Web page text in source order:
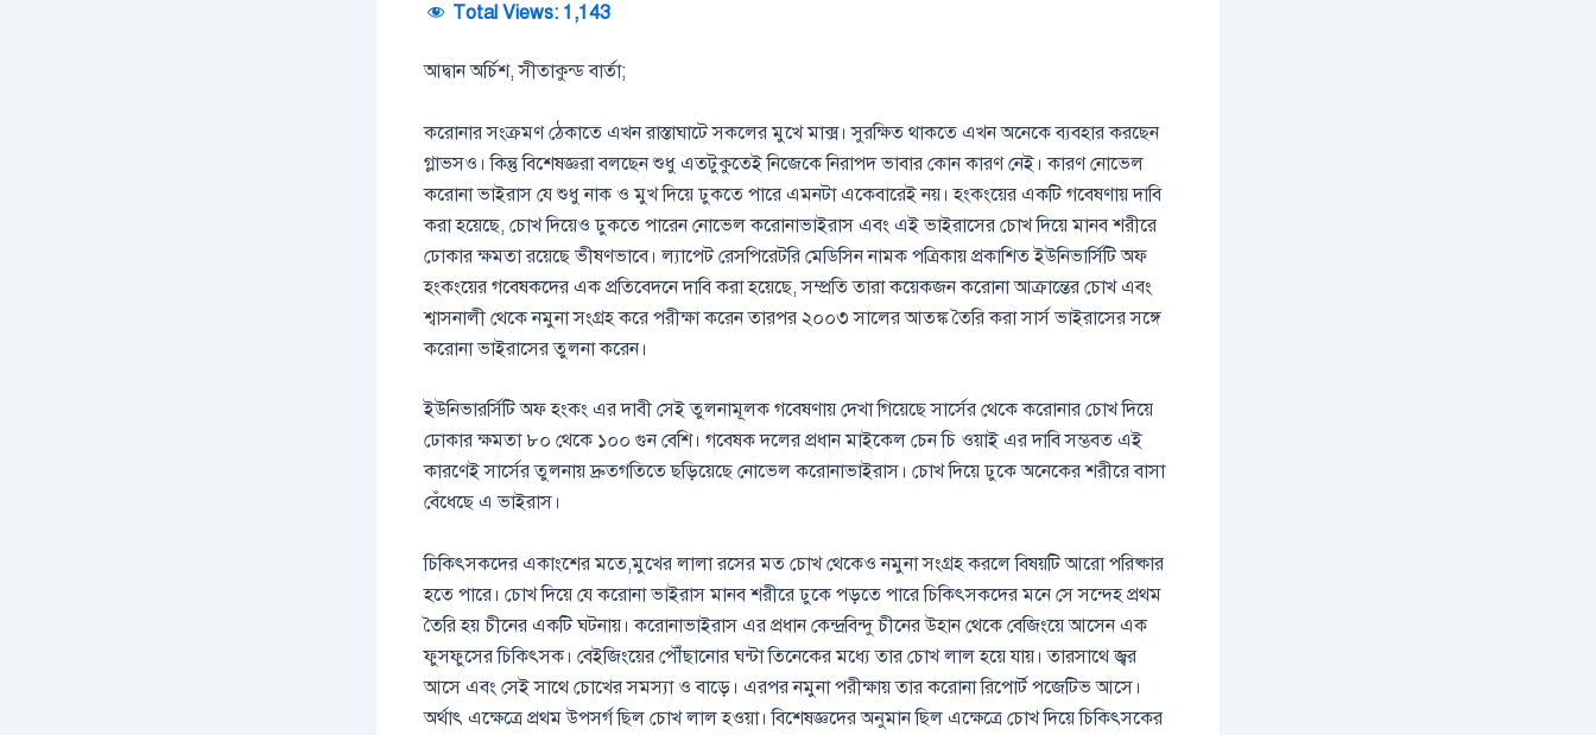
Total Views: 1,143
আদ্বান অর্চিশ, সীতাকুন্ড বার্তা;
করোনার সংক্রমণ ঠেকাতে এখন রাস্তাঘাটে সকলের মুখে মাক্স। সুরক্ষিত থাকতে এখন অনেকে ব্যবহার করছেন
গ্লাভসও। কিন্তু বিশেষজ্ঞরা বলছেন শুধু এতটুকুতেই নিজেকে নিরাপদ ভাবার কোন কারণ নেই। কারণ নোভেল
করোনা ভাইরাস যে শুধু নাক ও মুখ দিয়ে ঢুকতে পারে এমনটা একেবারেই নয়। হংকংয়ের একটি গবেষণায় দাবি
করা হয়েছে, চোখ দিয়েও ঢুকতে পারেন নোভেল করোনাভাইরাস এবং এই ভাইরাসের চোখ দিয়ে মানব শরীরে
ঢোকার ক্ষমতা রয়েছে ভীষণভাবে। ল্যাপেট রেসপিরেটরি মেডিসিন নামক পত্রিকায় প্রকাশিত ইউনিভার্সিটি অফ
হংকংয়ের গবেষকদের এক প্রতিবেদনে দাবি করা হয়েছে, সম্প্রতি তারা কয়েকজন করোনা আক্রান্তের চোখ এবং
শ্বাসনালী থেকে নমুনা সংগ্রহ করে পরীক্ষা করেন তারপর ২০০৩ সালের আতঙ্ক তৈরি করা সার্স ভাইরাসের সঙ্গে
করোনা ভাইরাসের তুলনা করেন।
ইউনিভারর্সিটি অফ হংকং এর দাবী সেই তুলনামূলক গবেষণায় দেখা গিয়েছে সার্সের থেকে করোনার চোখ দিয়ে
ঢোকার ক্ষমতা ৮০ থেকে ১০০ গুন বেশি। গবেষক দলের প্রধান মাইকেল চেন চি ওয়াই এর দাবি সম্ভবত এই
কারণেই সার্সের তুলনায় দ্রুতগতিতে ছড়িয়েছে নোভেল করোনাভাইরাস। চোখ দিয়ে ঢুকে অনেকের শরীরে বাসা
বেঁধেছে এ ভাইরাস।
চিকিৎসকদের একাংশের মতে,মুখের লালা রসের মত চোখ থেকেও নমুনা সংগ্রহ করলে বিষয়টি আরো পরিষ্কার
হতে পারে। চোখ দিয়ে যে করোনা ভাইরাস মানব শরীরে ঢুকে পড়তে পারে চিকিৎসকদের মনে সে সন্দেহ প্রথম
তৈরি হয় চীনের একটি ঘটনায়। করোনাভাইরাস এর প্রধান কেন্দ্রবিন্দু চীনের উহান থেকে বেজিংয়ে আসেন এক
ফুসফুসের চিকিৎসক। বেইজিংয়ের পৌঁছানোর ঘন্টা তিনেকের মধ্যে তার চোখ লাল হয়ে যায়। তারসাথে জ্বর
আসে এবং সেই সাথে চোখের সমস্যা ও বাড়ে। এরপর নমুনা পরীক্ষায় তার করোনা রিপোর্ট পজেটিভ আসে।
অর্থাৎ এক্ষেত্রে প্রথম উপসর্গ ছিল চোখ লাল হওয়া। বিশেষজ্ঞদের অনুমান ছিল এক্ষেত্রে চোখ দিয়ে চিকিৎসকের